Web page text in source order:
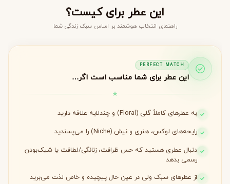
این عطر برای کیست؟
راهنمای انتخاب هوشمند بر اساس سبک زندگی شما
PERFECT MATCH
این عطر برای شما مناسب است اگر…
به عطرهای کاملاً گلی (Floral) و چندلایه علاقه دارید
رایحه‌های لوکس، هنری و نیش (Niche) را می‌پسندید
دنبال عطری هستید که حس ظرافت، زنانگی/لطافت یا شیک‌بودن
رسمی بدهد
از عطرهای سبک ولی در عین حال پیچیده و خاص لذت می‌برید